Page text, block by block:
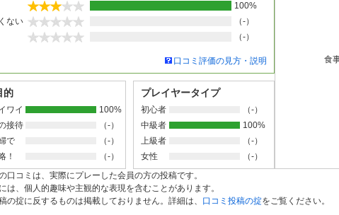
100%
ない
（-）
（-）
口コミ評価の見方・説明
的
ワイ
100%
接待
（-）
で
（-）
！
（-）
プレイヤータイプ
初心者
（-）
中級者
100%
上級者
（-）
女性
（-）
食
口コミは、実際にプレーした会員の方の投稿です。
は、個人的趣味や主観的な表現を含むことがあります。
の掟に反するものは掲載しておりません。詳細は、 口コミ投稿の掟をご覧ください。